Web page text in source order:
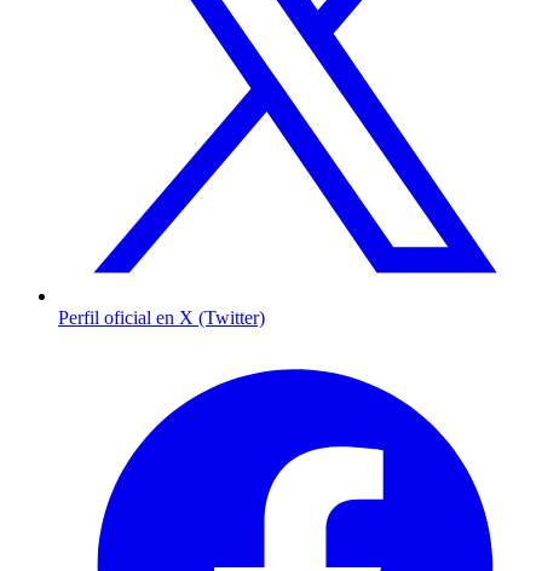
Perfil oficial en X (Twitter)